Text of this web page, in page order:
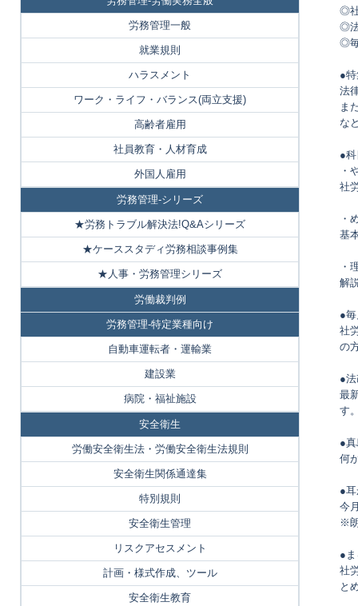
◎
◎
◎
●
法
ま
な
●
・
社
・
基
・
解
●
社
の
●
最
す
●
何
●
今
※
●
社
と
労務管理一般
就業規則
ハラスメント
ワーク・ライフ・バランス(両立支援)
高齢者雇用
社員教育・人材育成
外国人雇用
労務管理-シリーズ
★労務トラブル解決法!Q&Aシリーズ
★ケーススタディ労務相談事例集
★人事・労務管理シリーズ
労働裁判例
労務管理-特定業種向け
自動車運転者・運輸業
建設業
病院・福祉施設
安全衛生
労働安全衛生法・労働安全衛生法規則
安全衛生関係通達集
特別規則
安全衛生管理
リスクアセスメント
計画・様式作成、ツール
安全衛生教育